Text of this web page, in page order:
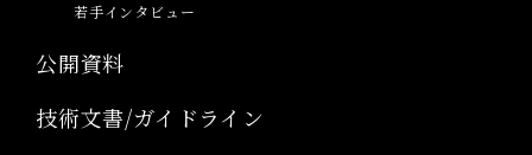
若手インタビュー
公開資料
技術文書/ガイドライン